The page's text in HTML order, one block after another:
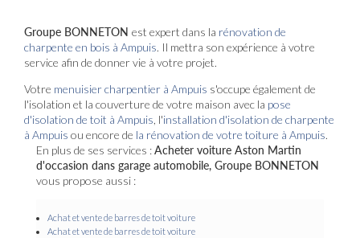
Groupe BONNETON est expert dans la rénovation de
charpente en bois à Ampuis. Il mettra son expérience à votre
service afin de donner vie à votre projet.
Votre menuisier charpentier à Ampuis s'occupe également de
l'isolation et la couverture de votre maison avec la pose
d'isolation de toit à Ampuis , l'installation d'isolation de charpente
à Ampuis ou encore de la rénovation de votre toiture à Ampuis.
En plus de ses services :Acheter voiture Aston Martin
d'occasion dans garage automobile, Groupe BONNETON
vous propose aussi :
Achat et vente de barres de toit voiture
Achat et vente de barres de toit voiture